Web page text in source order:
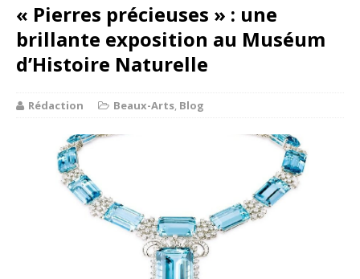
« Pierres précieuses » : une
brillante exposition au Muséum
d’Histoire Naturelle
Rédaction Beaux-Arts, Blog